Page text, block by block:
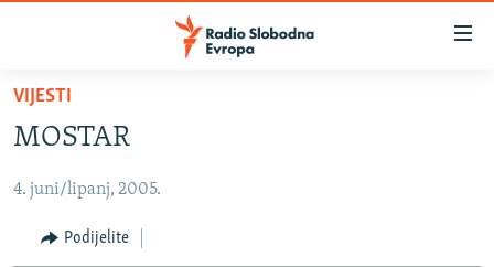
Pređite
glavni
Pređite
SRBIJA
KOSOVO
VIJESTI
MOSTAR
4. juni/lipanj, 2005.
Podijelite